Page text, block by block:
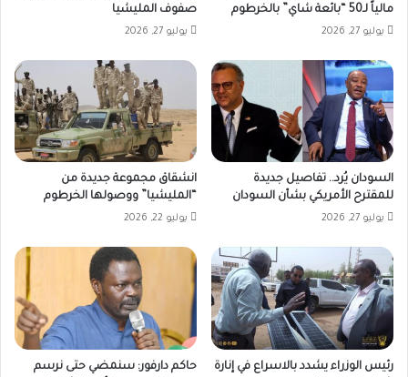
مالياً لـ50 “بائعة شاي” بالخرطوم
يوليو 27, 2026
صفوف المليشيا
يوليو 27, 2026
السودان يُرد.. تفاصيل جديدة
للمقترح الأمريكي بشأن السودان
يوليو 27, 2026
انشقاق مجموعة جديدة من
“المليشيا” ووصولها الخرطوم
يوليو 22, 2026
رئيس الوزراء يشدد بالاسراع في إنارة
حاكم دارفور: سنمضي حتى نرسم